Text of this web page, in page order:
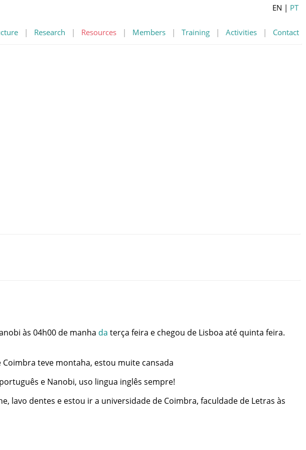
| Research | Resources | Members | Training | Activities | Contact
EN | PT
às 04h00 de manha da terça feira e chegou de Lisboa até quinta feira.
Coimbra teve montaha, estou muite cansada
português e Nanobi, uso lingua inglês sempre!
, lavo dentes e estou ira universidade de Coimbra, faculdade de Letras às